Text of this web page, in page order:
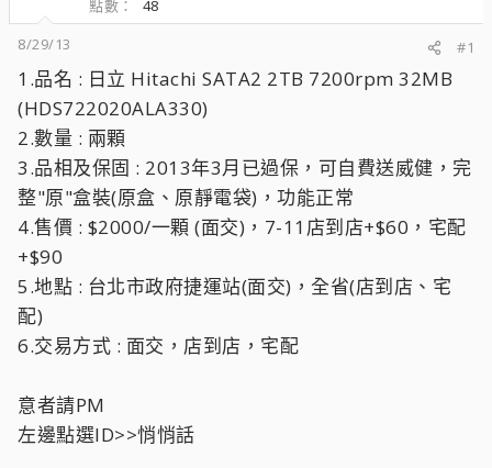
點數
48
8/29/13
#1
1.品名 : 日立 Hitachi SATA2 2TB 7200rpm 32MB
(HDS722020ALA330)
2.數量 : 兩顆
3.品相及保固 : 2013年3月已過保，可自費送威健，完
整"原"盒裝(原盒、原靜電袋)，功能正常
4.售價 : $2000/一顆 (面交)，7-11店到店+$60，宅配
+$90
5.地點 : 台北市政府捷運站(面交)，全省(店到店、宅
配)
6.交易方式 : 面交，店到店，宅配
意者請PM
左邊點選ID>>悄悄話